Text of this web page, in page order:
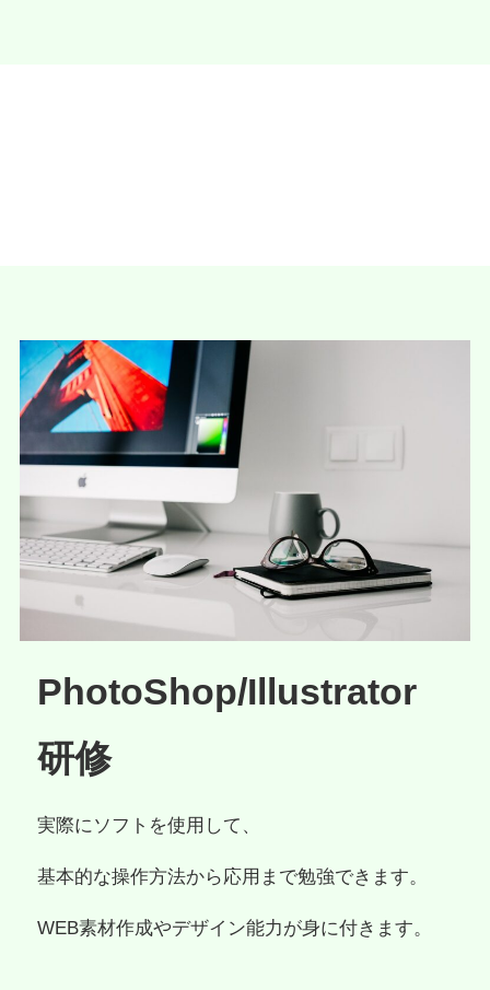
PhotoShop/Illustrator
研修
実際にソフトを使用して、
基本的な操作方法から応用まで勉強できます。
WEB素材作成やデザイン能力が身に付きます。